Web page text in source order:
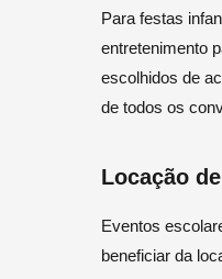
Para festas
entretenimento
escolhidos de
de todos os
Locação
Eventos
beneficiar da